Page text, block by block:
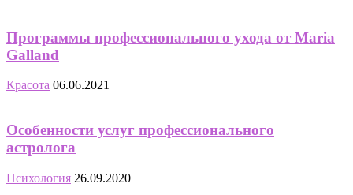
Программы профессионального ухода от Maria
Galland
Красота 06.06.2021
Особенности услуг профессионального
астролога
Психология 26.09.2020